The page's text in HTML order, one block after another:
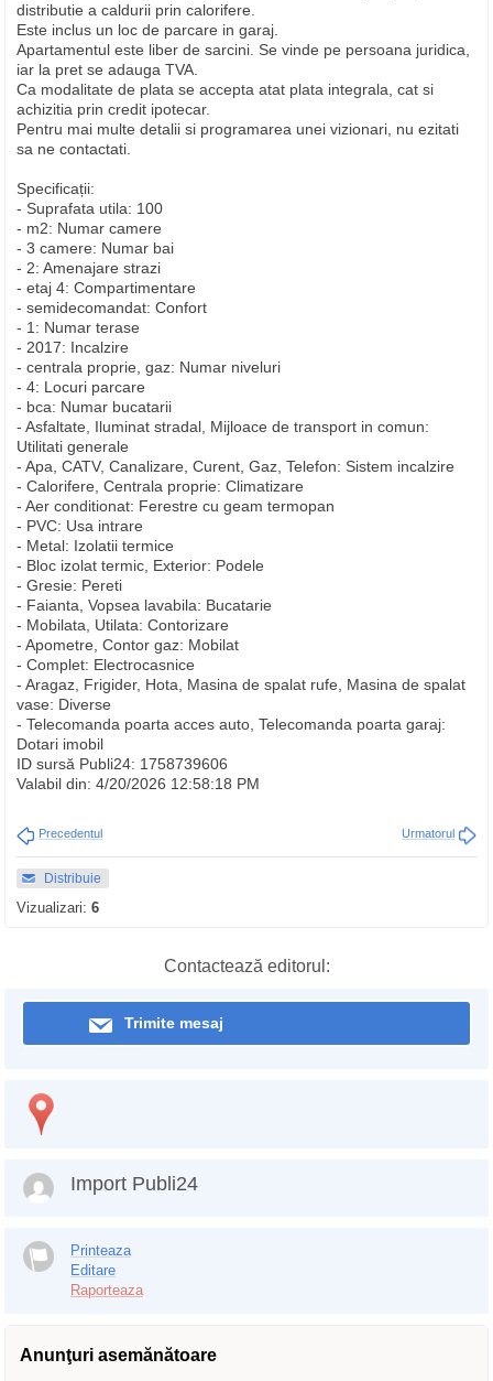
distributie a caldurii prin calorifere.
Este inclus un loc de parcare in garaj.
Apartamentul este liber de sarcini. Se vinde pe persoana juridica,
iar la pret se adauga TVA.
Ca modalitate de plata se accepta atat plata integrala, cat si
achizitia prin credit ipotecar.
Pentru mai multe detalii si programarea unei vizionari, nu ezitati
sa ne contactati.
Specificații:
- Suprafata utila: 100
- m2: Numar camere
- 3 camere: Numar bai
- 2: Amenajare strazi
- etaj 4: Compartimentare
- semidecomandat: Confort
- 1: Numar terase
- 2017: Incalzire
- centrala proprie, gaz: Numar niveluri
- 4: Locuri parcare
- bca: Numar bucatarii
- Asfaltate, Iluminat stradal, Mijloace de transport in comun:
Utilitati generale
- Apa, CATV, Canalizare, Curent, Gaz, Telefon: Sistem incalzire
- Calorifere, Centrala proprie: Climatizare
- Aer conditionat: Ferestre cu geam termopan
- PVC: Usa intrare
- Metal: Izolatii termice
- Bloc izolat termic, Exterior: Podele
- Gresie: Pereti
- Faianta, Vopsea lavabila: Bucatarie
- Mobilata, Utilata: Contorizare
- Apometre, Contor gaz: Mobilat
- Complet: Electrocasnice
- Aragaz, Frigider, Hota, Masina de spalat rufe, Masina de spalat
vase: Diverse
- Telecomanda poarta acces auto, Telecomanda poarta garaj:
Dotari imobil
ID sursă Publi24: 1758739606
Valabil din: 4/20/2026 12:58:18 PM
Precedentul Urmatorul
Distribuie
Vizualizari: 6
Contactează editorul:
Trimite mesaj
Import Publi24
Printeaza
Editare
Raporteaza
Anunţuri asemănătoare